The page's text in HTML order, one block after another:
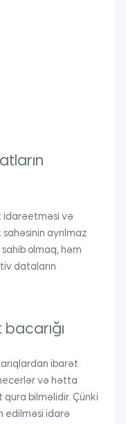
idarəetməsi və
ayrılmaz
olmaq, həm
dataların
ibarət
və hətta
bilməlidir. Çünki
edilməsi idarə